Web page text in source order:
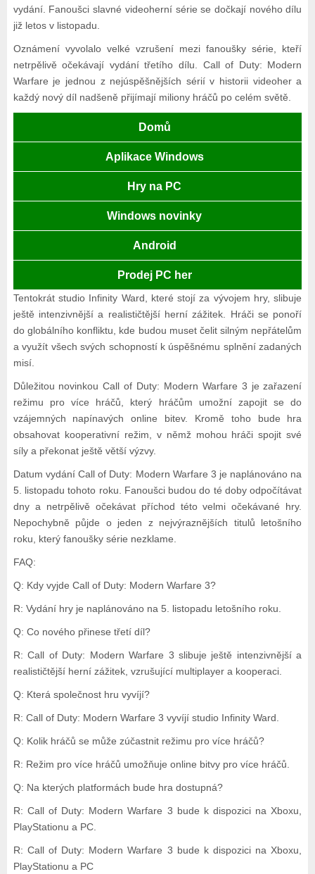
vydání. Fanoušci slavné videoherní série se dočkají nového dílu
již letos v listopadu.
Oznámení vyvolalo velké vzrušení mezi fanoušky série, kteří
netrpělivě očekávají vydání třetího dílu. Call of Duty: Modern
Warfare je jednou z nejúspěšnějších sérií v historii videoher a
každý nový díl nadšeně přijímají miliony hráčů po celém světě.
Domů
Aplikace Windows
Hry na PC
Windows novinky
Android
Prodej PC her
Tentokrát studio Infinity Ward, které stojí za vývojem hry, slibuje
ještě intenzivnější a realističtější herní zážitek. Hráči se ponoří
do globálního konfliktu, kde budou muset čelit silným nepřátelům
a využít všech svých schopností k úspěšnému splnění zadaných
misí.
Důležitou novinkou Call of Duty: Modern Warfare 3 je zařazení
režimu pro více hráčů, který hráčům umožní zapojit se do
vzájemných napínavých online bitev. Kromě toho bude hra
obsahovat kooperativní režim, v němž mohou hráči spojit své
síly a překonat ještě větší výzvy.
Datum vydání Call of Duty: Modern Warfare 3 je naplánováno na
5. listopadu tohoto roku. Fanoušci budou do té doby odpočítávat
dny a netrpělivě očekávat příchod této velmi očekávané hry.
Nepochybně půjde o jeden z nejvýraznějších titulů letošního
roku, který fanoušky série nezklame.
FAQ:
Q: Kdy vyjde Call of Duty: Modern Warfare 3?
R: Vydání hry je naplánováno na 5. listopadu letošního roku.
Q: Co nového přinese třetí díl?
R: Call of Duty: Modern Warfare 3 slibuje ještě intenzivnější a
realističtější herní zážitek, vzrušující multiplayer a kooperaci.
Q: Která společnost hru vyvíjí?
R: Call of Duty: Modern Warfare 3 vyvíjí studio Infinity Ward.
Q: Kolik hráčů se může zúčastnit režimu pro více hráčů?
R: Režim pro více hráčů umožňuje online bitvy pro více hráčů.
Q: Na kterých platformách bude hra dostupná?
R: Call of Duty: Modern Warfare 3 bude k dispozici na Xboxu,
PlayStationu a PC.
R: Call of Duty: Modern Warfare 3 bude k dispozici na Xboxu,
PlayStationu a PC